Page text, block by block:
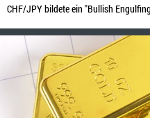
CHF/JPY bildete ein "Bullish